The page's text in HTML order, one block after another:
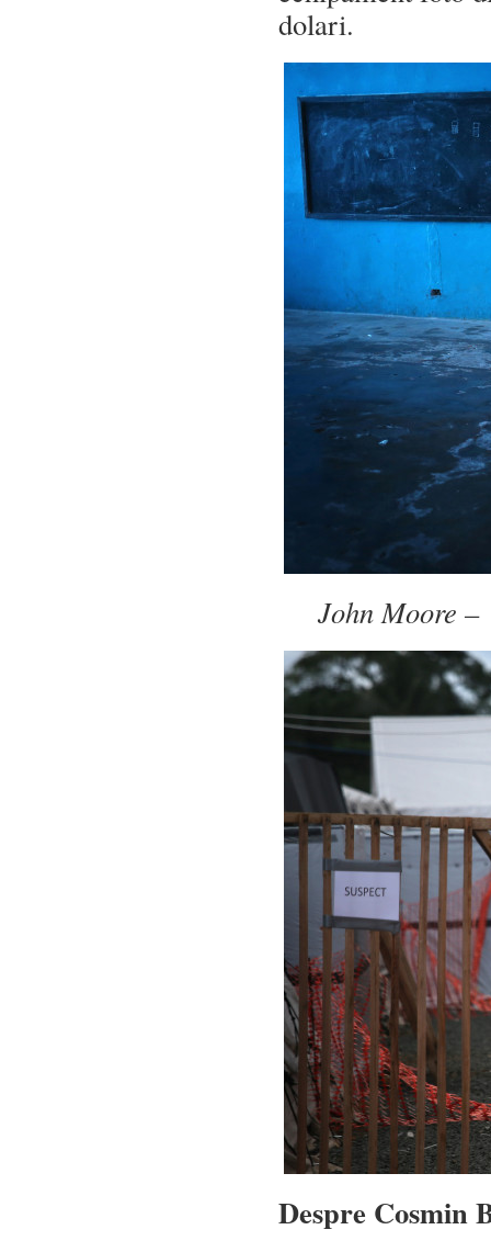
dolari.
John Moore
Despre Cosmin